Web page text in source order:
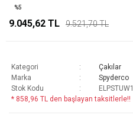
%5
9.045,62 TL 9.521,70 TL
Kategori
Çakılar
Marka
Spyderco
Stok Kodu
ELPSTUW1
* 858,96 TL den başlayan taksitlerle!!